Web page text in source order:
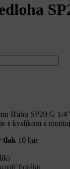
šľahu SP20 G 1/
s kyslíkom a
tlak 10 bar
horáku